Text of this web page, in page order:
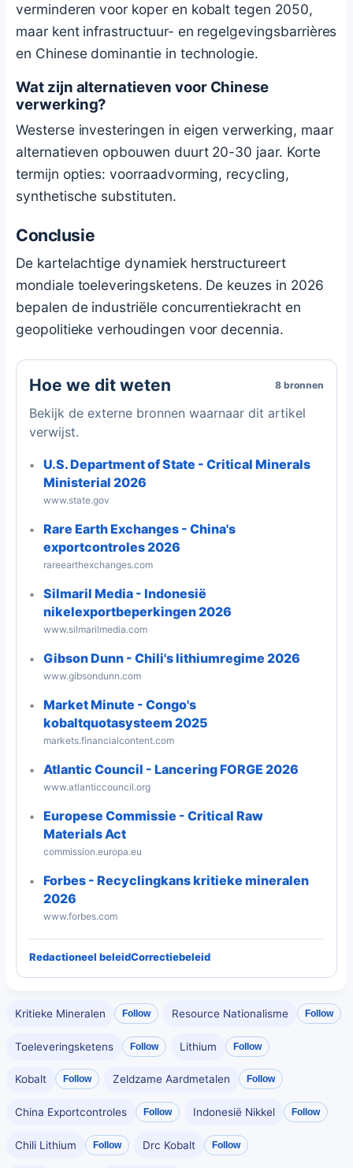
verminderen voor koper en kobalt tegen 2050,
maar kent infrastructuur- en regelgevingsbarrières
en Chinese dominantie in technologie.
Wat zijn alternatieven voor Chinese
verwerking?
Westerse investeringen in eigen verwerking, maar
alternatieven opbouwen duurt 20-30 jaar. Korte
termijn opties: voorraadvorming, recycling,
synthetische substituten.
Conclusie
De kartelachtige dynamiek herstructureert
mondiale toeleveringsketens. De keuzes in 2026
bepalen de industriële concurrentiekracht en
geopolitieke verhoudingen voor decennia.
Hoe we dit weten 8 bronnen
Bekijk de externe bronnen waarnaar dit artikel
verwijst.
U.S. Department of State - Critical Minerals
Ministerial 2026
www.state.gov
Rare Earth Exchanges - China's
exportcontroles 2026
rareearthexchanges.com
Silmaril Media - Indonesië
nikelexportbeperkingen 2026
www.silmarilmedia.com
Gibson Dunn - Chili's lithiumregime 2026
www.gibsondunn.com
Market Minute - Congo's
kobaltquotasysteem 2025
markets.financialcontent.com
Atlantic Council - Lancering FORGE 2026
www.atlanticcouncil.org
Europese Commissie - Critical Raw
Materials Act
commission.europa.eu
Forbes - Recyclingkans kritieke mineralen
2026
www.forbes.com
Redactioneel beleidCorrectiebeleid
Kritieke Mineralen Follow Resource Nationalisme Follow
Toeleveringsketens Follow Lithium Follow
Kobalt Follow Zeldzame Aardmetalen Follow
China Exportcontroles Follow Indonesië Nikkel Follow
Chili Lithium Follow Drc Kobalt Follow